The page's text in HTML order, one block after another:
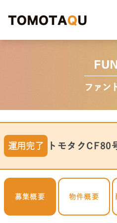
ファン
運用完了 トモタクCF80
募集概要 物件概要